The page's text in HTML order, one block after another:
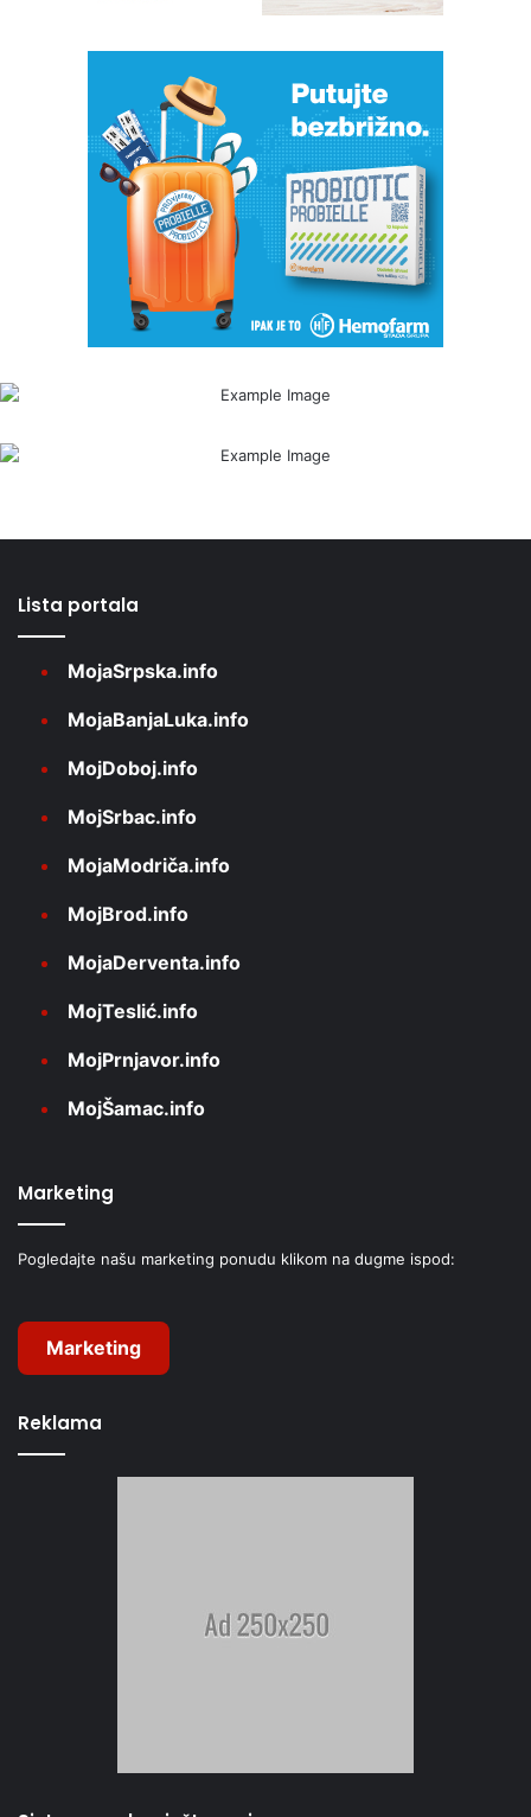
Lista portala
MojaSrpska.info
MojaBanjaLuka.info
MojDoboj.info
MojSrbac.info
MojaModriča.info
MojBrod.info
MojaDerventa.info
MojTeslić.info
MojPrnjavor.info
MojŠamac.info
Marketing
Pogledajte našu marketing ponudu klikom na dugme ispod:
Marketing
Reklama